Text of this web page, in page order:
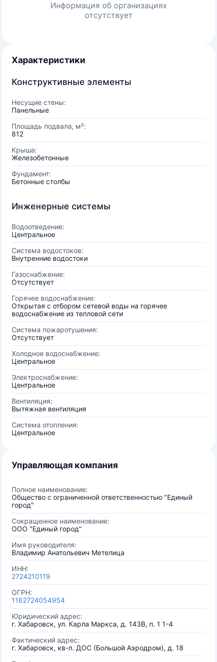
Информация об организациях
отсутствует
Характеристики
Конструктивные элементы
Несущие стены:
Панельные
Площадь подвала, м²:
812
Крыша:
Железобетонные
Фундамент:
Бетонные столбы
Инженерные системы
Водоотведение:
Центральное
Система водостоков:
Внутренние водостоки
Газоснабжение:
Отсутствует
Горячее водоснабжение:
Открытая с отбором сетевой воды на горячее
водоснабжение из тепловой сети
Система пожаротушения:
Отсутствует
Холодное водоснабжение:
Центральное
Электроснабжение:
Центральное
Вентиляция:
Вытяжная вентиляция
Система отопления:
Центральное
Управляющая компания
Полное наименование:
Общество с ограниченной ответственностью "Единый
город"
Сокращенное наименование:
ООО "Единый город"
Имя руководителя:
Владимир Анатольевич Метелица
ИНН:
2724210119
ОГРН:
1162724054954
Юридический адрес:
г. Хабаровск, ул. Карла Маркса, д. 143В, п. 1 1-4
Фактический адрес:
г. Хабаровск, кв-л. ДОС (Большой Аэродром), д. 18